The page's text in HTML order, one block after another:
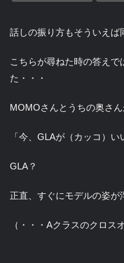
話しの振り方もそういえば
こちらが尋ねた時の答え
た・・・
MOMOさんとうちの奥さ
「今、GLAが（カッコ）い
GLA？
正直、すぐにモデルの姿が
（・・・Aクラスのクロス